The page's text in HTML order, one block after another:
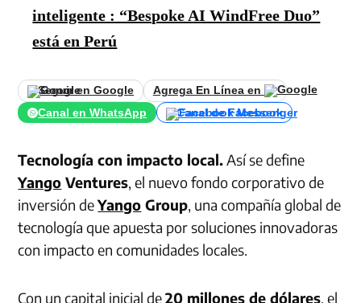
inteligente : “Bespoke AI WindFree Duo”
está en Perú
Seguir en Google
Agrega En Línea en
Canal en WhatsApp
Canal de Facebook
Tecnología con impacto local.Así se define
Yango Ventures, el nuevo fondo corporativo de
inversión deYango Group, una compañía global de
tecnología que apuesta por soluciones innovadoras
con impacto en comunidades locales.
Con un capital inicial de20 millones de dólares, el